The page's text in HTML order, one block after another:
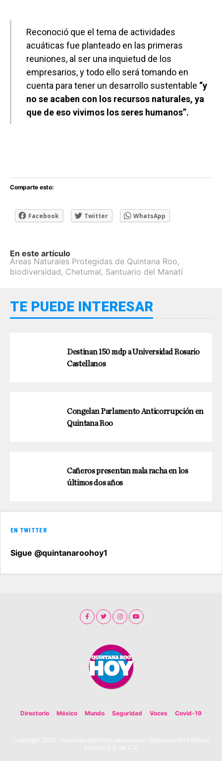
Reconoció que el tema de actividades
acuáticas fue planteado en las primeras
reuniones, al ser una inquietud de los
empresarios, y todo ello será tomando en
cuenta para tener un desarrollo sustentable “y
no se acaben con los recursos naturales, ya
que de eso vivimos los seres humanos”.
Comparte esto:
Facebook Twitter WhatsApp
En este artículo
Áreas Naturales Protegidas de Quintana Roo,
biodiversidad, Chetumal, Santuario del Manatí
TE PUEDE INTERESAR
Destinan 150 mdp a Universidad Rosario
Castellanos
Congelan Parlamento Anticorrupción en
Quintana Roo
Cañeros presentan mala racha en los
últimos dos años
EN TWITTER
Sigue @quintanaroohoy1
Directorio México Mundo Seguridad Voces Covid-19